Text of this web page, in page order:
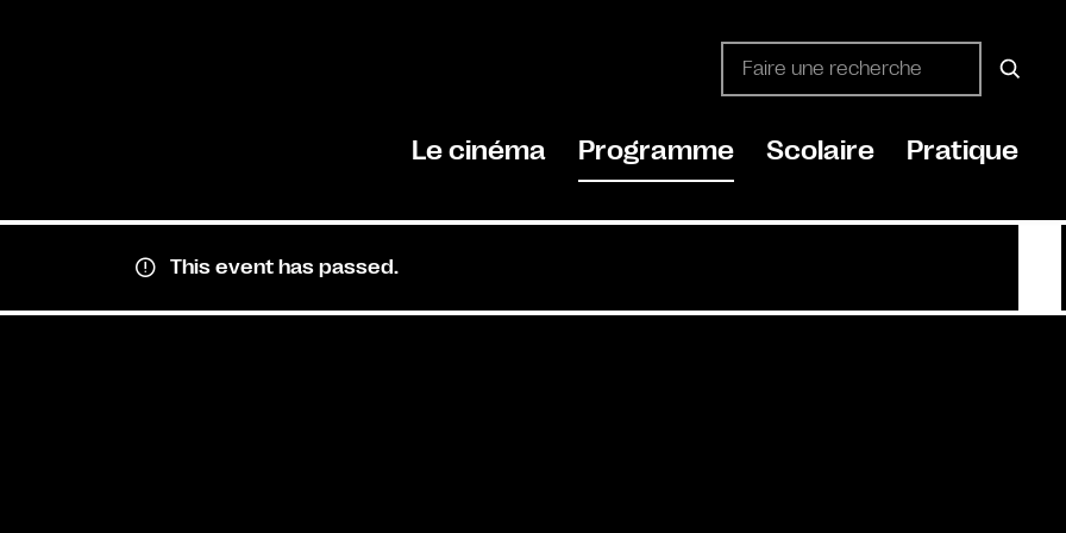
Le cinéma Programme Scolaire Pratique
This event has passed.